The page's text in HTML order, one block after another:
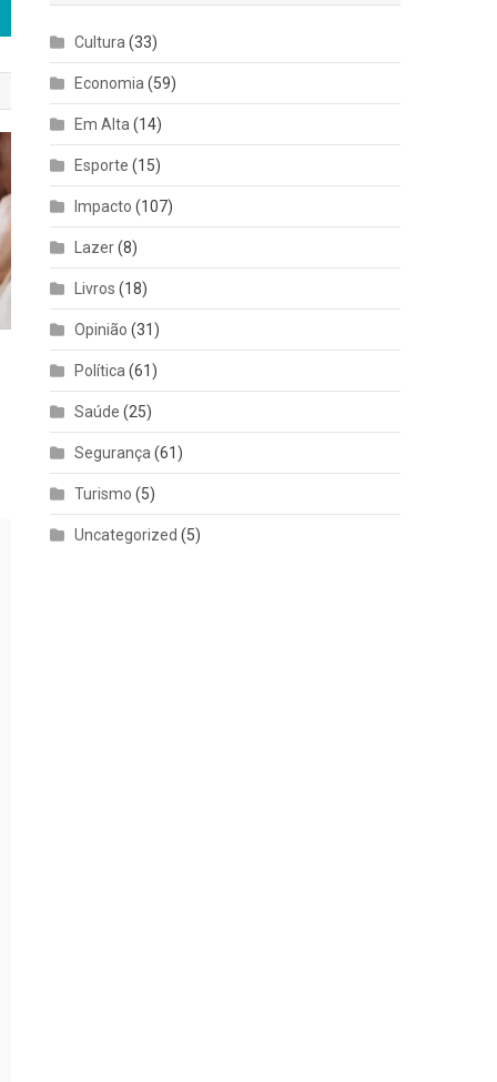
Cultura (33)
Economia (59)
Em Alta (14)
Esporte (15)
Impacto (107)
Lazer(8)
Livros (18)
Opinião (31)
Política (61)
Saúde (25)
Segurança (61)
Turismo (5)
Uncategorized (5)